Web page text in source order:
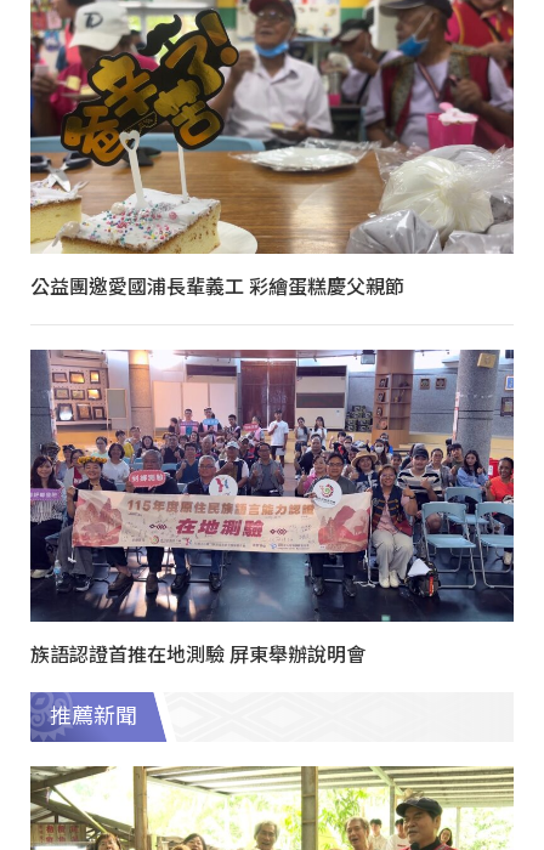
公益團邀愛國浦長輩義工 彩繪蛋糕慶父親節
族語認證首推在地測驗 屏東舉辦說明會
推薦新聞